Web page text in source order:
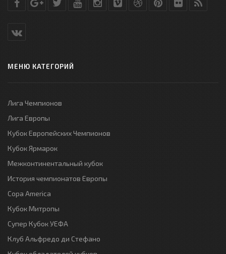
МЕНЮ КАТЕГОРИЙ
Лига Чемпионов
Лига Европы
Кубок Европейских Чемпионов
Кубок Ярмарок
Межконтинентальный кубок
История чемпионатов Европы
Copa America
Кубок Митропы
Супер Кубок УЕФА
Клуб Альфредо ди Стефано